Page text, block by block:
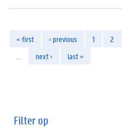
« first ‹ previous 1 2
next › last »
Filter op